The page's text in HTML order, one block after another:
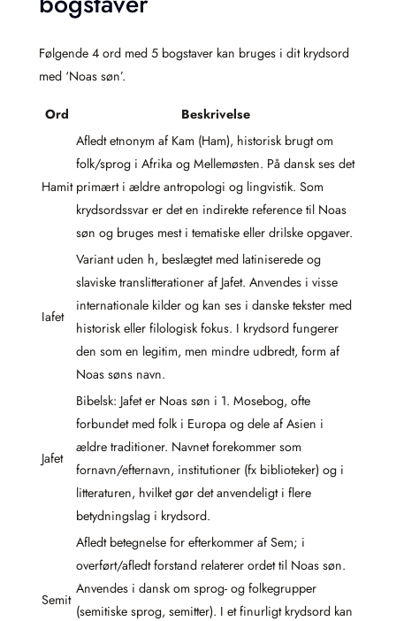
Følgende 4 ord med 5 bogstaver kan bruges i dit krydsord
med ‘Noas søn’.
Ord Beskrivelse
Hamit
Afledt etnonym af Kam (Ham), historisk brugt om
folk/sprog i Afrika og Mellemøsten. På dansk ses det
primært i ældre antropologi og lingvistik. Som
krydsordssvar er det en indirekte reference til Noas
søn og bruges mest i tematiske eller drilske opgaver.
Iafet
Variant uden h, beslægtet med latiniserede og
slaviske translitterationer af Jafet. Anvendes i visse
internationale kilder og kan ses i danske tekster med
historisk eller filologisk fokus. I krydsord fungerer
den som en legitim, men mindre udbredt, form af
Noas søns navn.
Jafet
Bibelsk: Jafet er Noas søn i 1. Mosebog, ofte
forbundet med folk i Europa og dele af Asien i
ældre traditioner. Navnet forekommer som
fornavn/efternavn, institutioner (fx biblioteker) og i
litteraturen, hvilket gør det anvendeligt i flere
betydningslag i krydsord.
Semit
Afledt betegnelse for efterkommer af Sem; i
overført/afledt forstand relaterer ordet til Noas søn.
Anvendes i dansk om sprog- og folkegrupper
(semitiske sprog, semitter). I et finurligt krydsord kan